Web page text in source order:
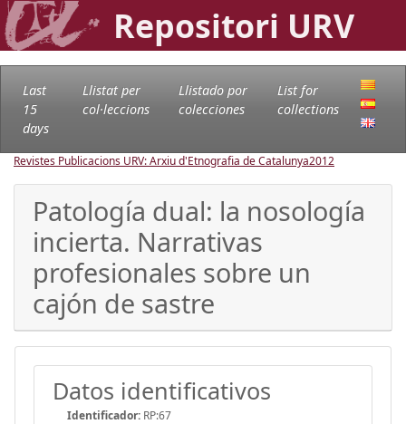
Repositori URV
Last
15
days
Llistat per
col·leccions
Llistado por
colecciones
List for
collections
Revistes Publicacions URV: Arxiu d'Etnografia de Catalunya2012
Patología dual: la nosología
incierta. Narrativas
profesionales sobre un
cajón de sastre
Datos identificativos
Identificador: RP:67